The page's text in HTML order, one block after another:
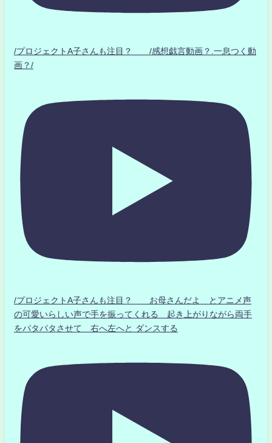
/プロジェクトA子さんも注目？ /感想戯言動画？.一息つく動
画？/
/プロジェクトA子さんも注目？ お母さんだよ とアニメ声
の可愛いらしい声で手を振ってくれる 起き上がりながら両手
をパタパタさせて 右へ左へと ダンスする